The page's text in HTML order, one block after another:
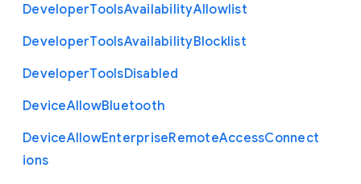
DeveloperToolsAvailabilityAllowlist
DeveloperToolsAvailabilityBlocklist
DeveloperToolsDisabled
DeviceAllowBluetooth
DeviceAllowEnterpriseRemoteAccessConnect
ions